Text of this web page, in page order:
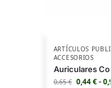
ARTÍCULOS
ACCESORIOS
Auriculares
0,65€ 0,44€-